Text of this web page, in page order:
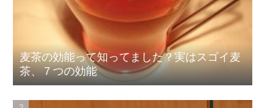
麦茶の効能って知ってました？実はスゴイ麦
茶、７つの効能